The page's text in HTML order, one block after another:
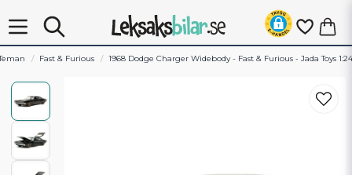
Fast & Furious 1968 Dodge Charger Widebody - Fast & Furious - Jada Toys